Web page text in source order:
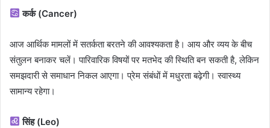
कर्क (Cancer)
आज आर्थिक मामलों में सतर्कता बरतने की आवश्यकता है। आय और व्यय के बीच
संतुलन बनाकर चलें। पारिवारिक विषयों पर मतभेद की स्थिति बन सकती है, लेकिन
समझदारी से समाधान निकल आएगा। प्रेम संबंधों में मधुरता बढ़ेगी। स्वास्थ्य
सामान्य रहेगा।
सिंह (Leo)